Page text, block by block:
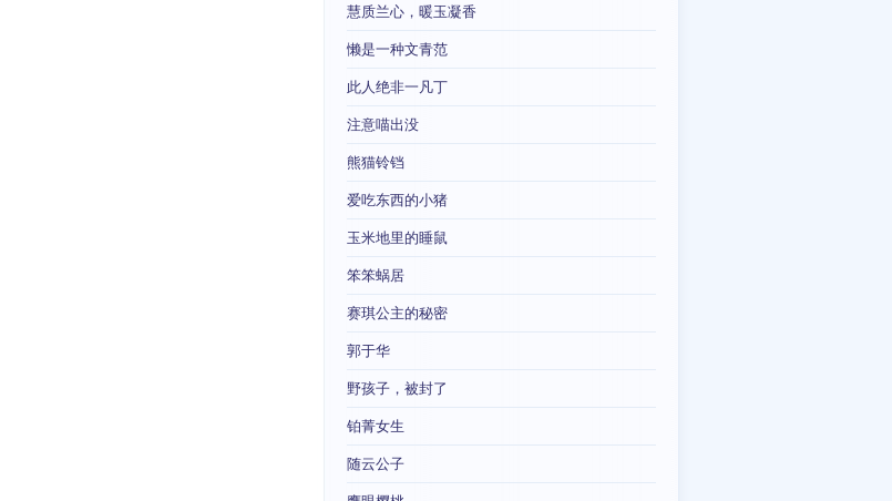
慧质兰心，暖玉凝香
懒是一种文青范
此人绝非一凡丁
注意喵出没
熊猫铃铛
爱吃东西的小猪
玉米地里的睡鼠
笨笨蜗居
赛琪公主的秘密
郭于华
野孩子，被封了
铂菁女生
随云公子